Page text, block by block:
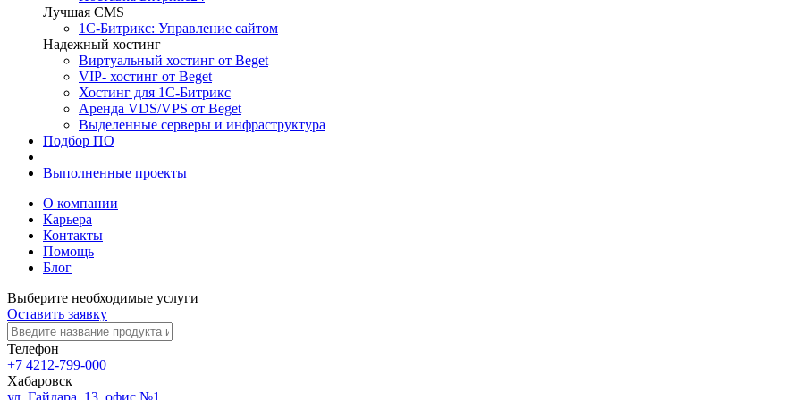
Лучшая CMS
1С-Битрикс: Управление сайтом
Надежный хостинг
Виртуальный хостинг от Beget
VIP- хостинг от Beget
Хостинг для 1С-Битрикс
Аренда VDS/VPS от Beget
Выделенные серверы и инфраструктура
Подбор ПО
Выполненные проекты
О компании
Карьера
Контакты
Помощь
Блог
Выберите необходимые услуги
Оставить заявку
Телефон
+7 4212-799-000
Хабаровск
ул. Гайдара, 13, офис №1